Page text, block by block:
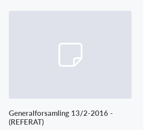
Generalforsamling 13/2-2016 -
(REFERAT)